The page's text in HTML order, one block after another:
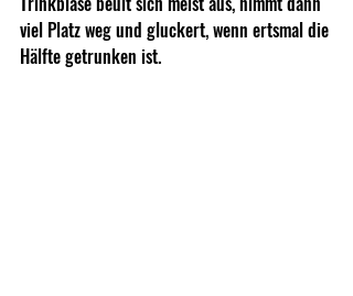
viel Platz weg und gluckert, wenn ertsmal die
Hälfte getrunken ist.